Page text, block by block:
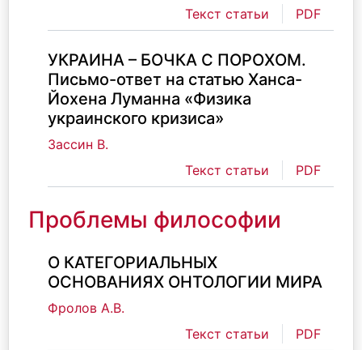
Текст статьи
PDF
УКРАИНА – БОЧКА С ПОРОХОМ.
Письмо-ответ на статью Ханса-
Йохена Луманна «Физика
украинского кризиса»
Зассин В.
Текст статьи
PDF
Проблемы философии
О КАТЕГОРИАЛЬНЫХ
ОСНОВАНИЯХ ОНТОЛОГИИ МИРА
Фролов А.В.
Текст статьи
PDF